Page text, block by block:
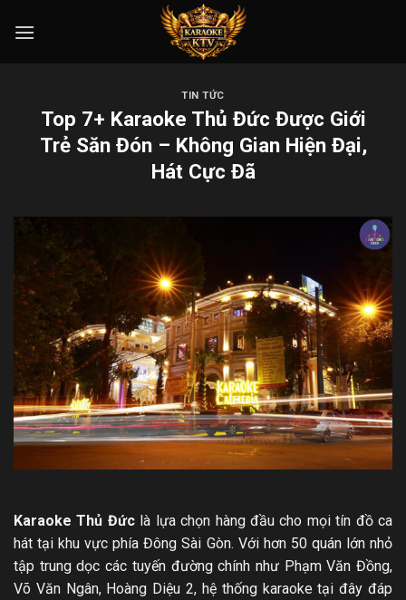
TIN TỨC
Top 7+ Karaoke Thủ Đức Được Giới
Trẻ Săn Đón – Không Gian Hiện Đại,
Hát Cực Đã
Karaoke Thủ Đứclà lựa chọn hàng đầu cho mọi tín đồ ca
hát tại khu vực phía Đông Sài Gòn. Với hơn 50 quán lớn nhỏ
tập trung dọc các tuyến đường chính như Phạm Văn Đồng,
Võ Văn Ngân, Hoàng Diệu 2, hệ thống karaoke tại đây đáp